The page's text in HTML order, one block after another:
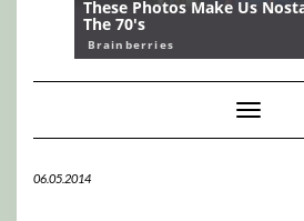
Toggle
06.05.2014